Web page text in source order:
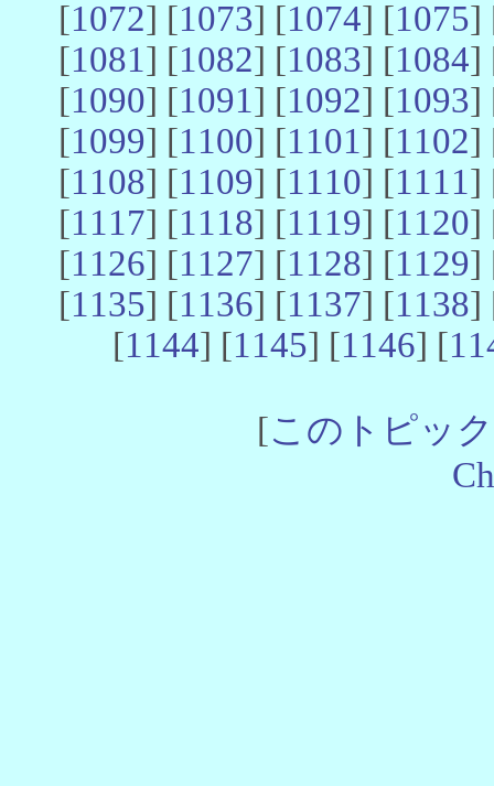
[1072] [1073] [1074] [1075]
[1081] [1082] [1083] [1084]
[1090] [1091] [1092] [1093]
[1099] [1100] [1101] [1102]
[1108] [1109] [1110] [1111]
[1117] [1118] [1119] [1120]
[1126] [1127] [1128] [1129]
[1135] [1136] [1137] [1138]
[1144] [1145] [1146] [
[このトピッ